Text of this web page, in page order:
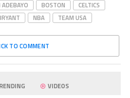
BOSTON
CELTICS
NBA TEAM USA
TO COMMENT
VIDEOS